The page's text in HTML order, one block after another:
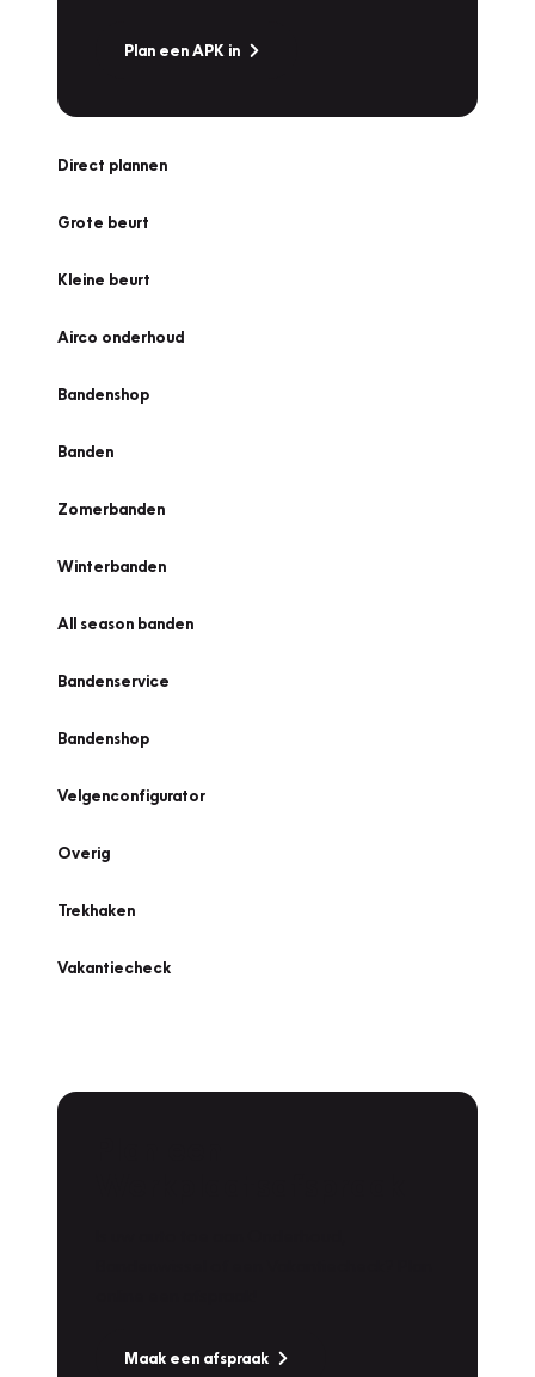
Plan een APK in
Direct plannen
Grote beurt
Kleine beurt
Airco onderhoud
Bandenshop
Banden
Zomerbanden
Winterbanden
All season banden
Bandenservice
Bandenshop
Velgenconfigurator
Overig
Trekhaken
Vakantiecheck
Maak een afspraak